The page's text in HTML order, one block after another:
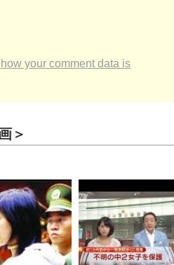
how your comment data is
＞